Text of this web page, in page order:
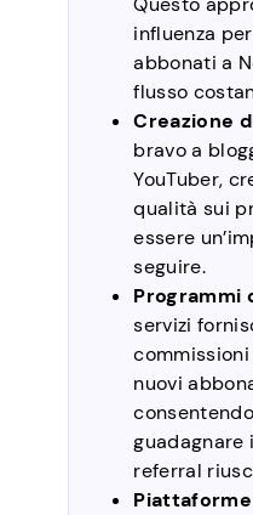
influenza
abbonati a
flusso
Creazione
bravo a
YouTuber,
qualità sui
essere
seguire.
Programmi
servizi
nuovi
guadagnare
referral